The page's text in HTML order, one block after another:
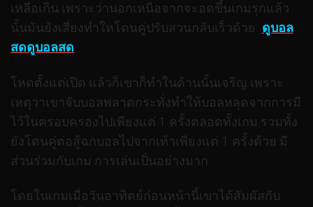
เหลือเกิน เพราะว่านอกเหนือจากจะอดขึ้นเกมรุกแล้ว
นั้นมันยังเสี่ยงทำใหโดนคู่ปรับสวนกลับเร็วด้วย ดูบอล
สดดูบอลสด
โหดตั้งแต่เปิด แล้วก็เขาก็ทำในด้านนั้นเจริญ เพราะ
เหตุว่าเขาจับบอลพลาดกระทั่งทำให้บอลหลุดจากการมี
ไว้ในครอบครองไปเพียงแต่ 1 ครั้งตลอดทั้งเกม รวมทั้ง
ยังโดนคู่ต่อสู้ฉกบอลไปจากเท้าเพียงแต่ 1 ครั้งด้วย มี
ส่วนร่วมกับเกม การเล่นเป็นอย่างมาก
โดยในเกมเมื่อวันอาทิตย์ก่อนหน้านี้เขาได้สัมผัสกับ